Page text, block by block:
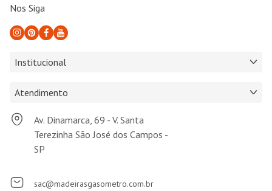
Nos Siga
Institucional
Atendimento
Av. Dinamarca, 69 - V. Santa
Terezinha São José dos Campos -
SP
sac@madeirasgasometro.com.br